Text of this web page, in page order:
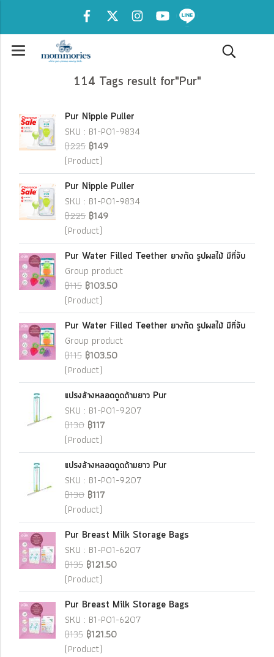
114 Tags result for"Pur"
Pur Nipple Puller
SKU : B1-P01-9834
฿225 ฿149
(Product)
Pur Nipple Puller
SKU : B1-P01-9834
฿225 ฿149
(Product)
Pur Water Filled Teether ยางกัด รูปผลไม้ มีที่จับ
Group product
฿115 ฿103.50
(Product)
Pur Water Filled Teether ยางกัด รูปผลไม้ มีที่จับ
Group product
฿115 ฿103.50
(Product)
แปรงล้างหลอดดูดด้ามยาว Pur
SKU : B1-P01-9207
฿130 ฿117
(Product)
แปรงล้างหลอดดูดด้ามยาว Pur
SKU : B1-P01-9207
฿130 ฿117
(Product)
Pur Breast Milk Storage Bags
SKU : B1-P01-6207
฿135 ฿121.50
(Product)
Pur Breast Milk Storage Bags
SKU : B1-P01-6207
฿135 ฿121.50
(Product)